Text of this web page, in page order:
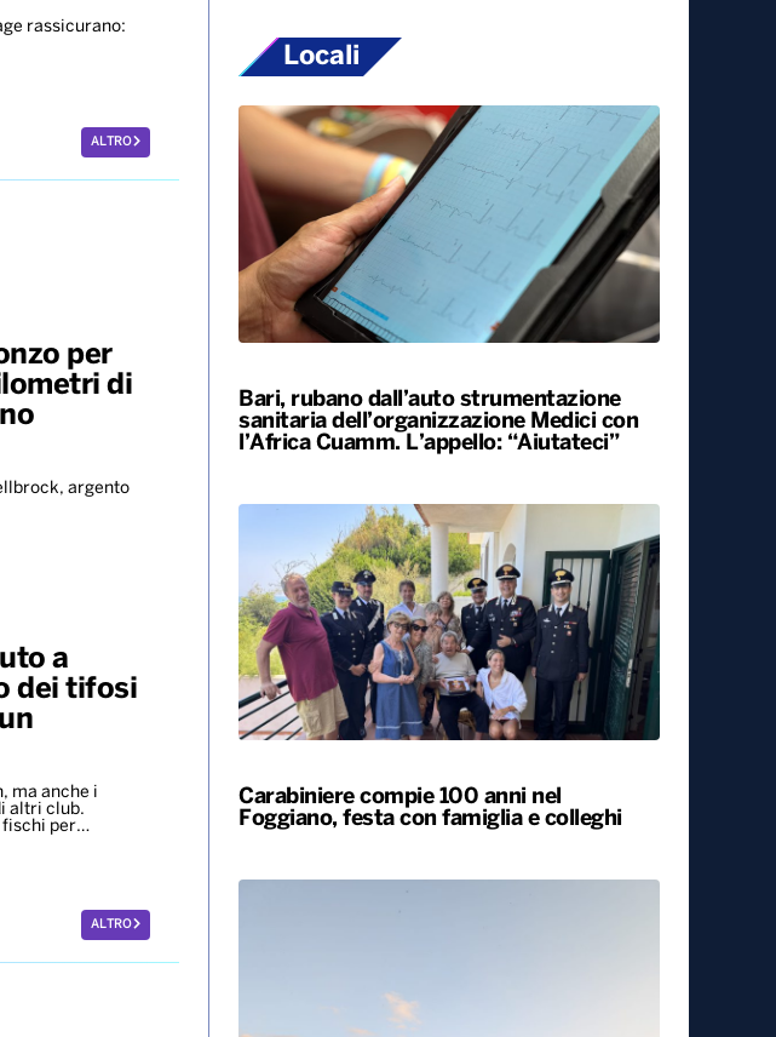
rassicurano:
ALTRO
per
di
argento
a
dei tifosi
ma anche i
altri club.
fischi per…
ALTRO
Locali
Bari, rubano dall’auto strumentazione
sanitaria dell’organizzazione Medici con
l’Africa Cuamm. L’appello: “Aiutateci”
Carabiniere compie 100 anni nel
Foggiano, festa con famiglia e colleghi